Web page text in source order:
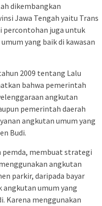
dikembangkan
Jawa Tengah yaitu Trans
percontohan juga untuk
yang baik di kawasan
2009 tentang Lalu
bahwa pemerintah
angkutan
pemerintah daerah
angkutan umum yang
Budi.
pemda, membuat strategi
angkutan
parkir, daripada bayar
angkutan umum yang
Karena menggunakan